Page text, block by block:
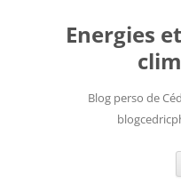
contenuEnergies
Blog perso de